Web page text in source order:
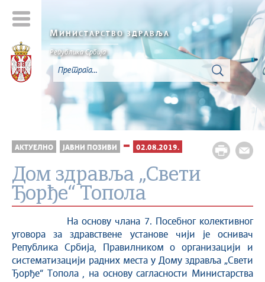
МИНИСТАРСТВО ЗДРАВЉА
Република Србија
АКТУЕЛНО ЈАВНИ ПОЗИВИ 02.08.2019.
Дом здравља „Свети
Ђорђе“ Топола
На основу члана 7. Посебног колективног
уговора за здравствене установе чији је оснивач
Република Србија, Правилником о организацији и
систематизацији радних места у Дому здравља „Свети
Ђорђе“ Топола , на основу сагласности Министарства